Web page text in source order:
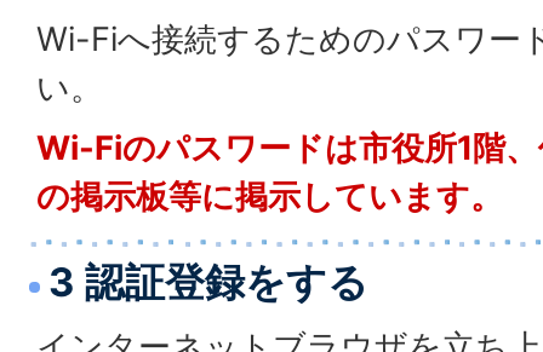
Wi-Fiへ接続するためのパスワー
い。
Wi-Fiのパスワードは市役所1階
の掲示板等に掲示しています。
3 認証登録をする